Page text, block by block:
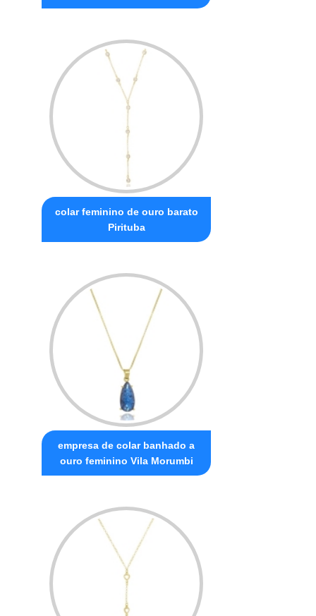
colar feminino de ouro barato
Pirituba
empresa de colar banhado a
ouro feminino Vila Morumbi